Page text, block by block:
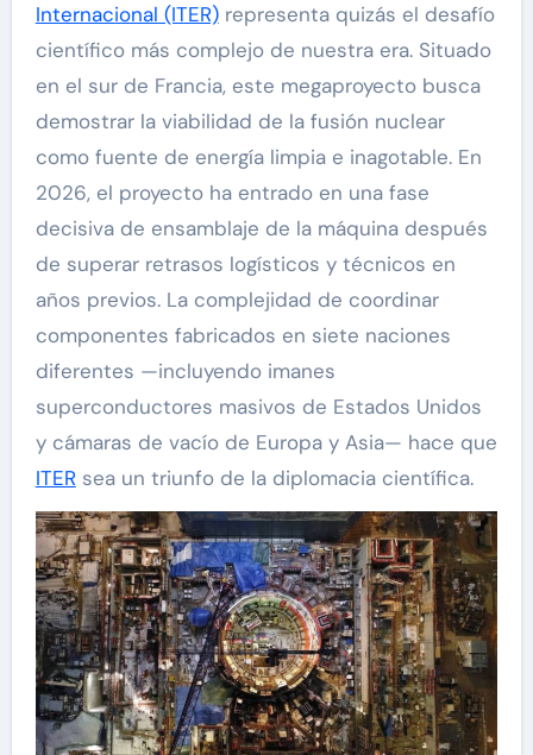
Internacional (ITER)representa quizás el desafío
científico más complejo de nuestra era. Situado
en el sur de Francia, este megaproyecto busca
demostrar la viabilidad de la fusión nuclear
como fuente de energía limpia e inagotable. En
2026, el proyecto ha entrado en una fase
decisiva de ensamblaje de la máquina después
de superar retrasos logísticos y técnicos en
años previos. La complejidad de coordinar
componentes fabricados en siete naciones
diferentes —incluyendo imanes
superconductores masivos de Estados Unidos
y cámaras de vacío de Europa y Asia— hace que
ITERsea un triunfo de la diplomacia científica.